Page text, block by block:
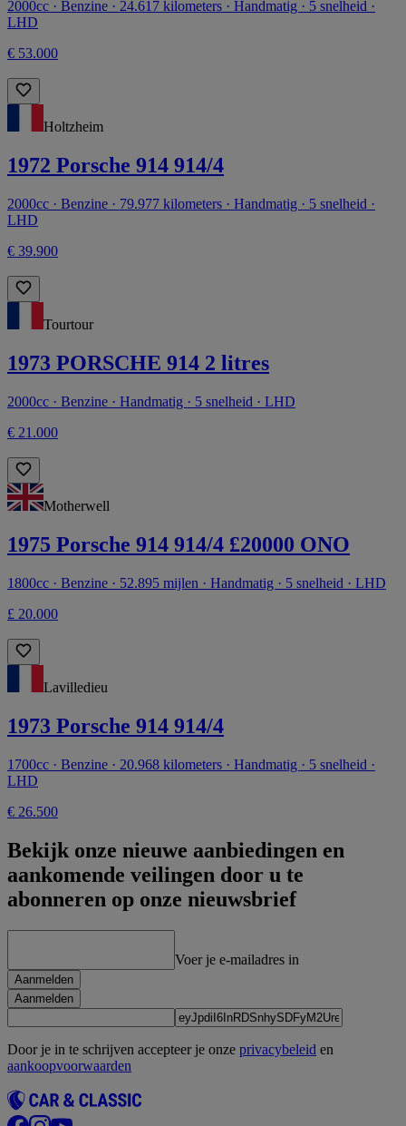
2000cc · Benzine · 24.617 kilometers · Handmatig · 5 snelheid ·
LHD
€ 53.000
Holtzheim
1972 Porsche 914 914/4
2000cc · Benzine · 79.977 kilometers · Handmatig · 5 snelheid ·
LHD
€ 39.900
Tourtour
1973 PORSCHE 914 2 litres
2000cc · Benzine · Handmatig · 5 snelheid · LHD
€ 21.000
Motherwell
1975 Porsche 914 914/4 £20000 ONO
1800cc · Benzine · 52.895 mijlen · Handmatig · 5 snelheid · LHD
£ 20.000
Lavilledieu
1973 Porsche 914 914/4
1700cc · Benzine · 20.968 kilometers · Handmatig · 5 snelheid ·
LHD
€ 26.500
Bekijk onze nieuwe aanbiedingen en
aankomende veilingen door u te
abonneren op onze nieuwsbrief
Voer je e-mailadres in
Aanmelden
Aanmelden
Door je in te schrijven accepteer je onze privacybeleid en
aankoopvoorwaarden